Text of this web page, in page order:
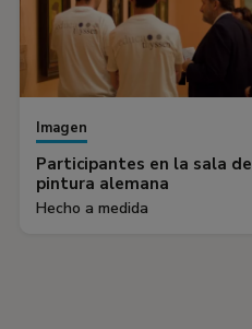
Imagen
Participantes en la sala de
pintura alemana
Hecho a medida